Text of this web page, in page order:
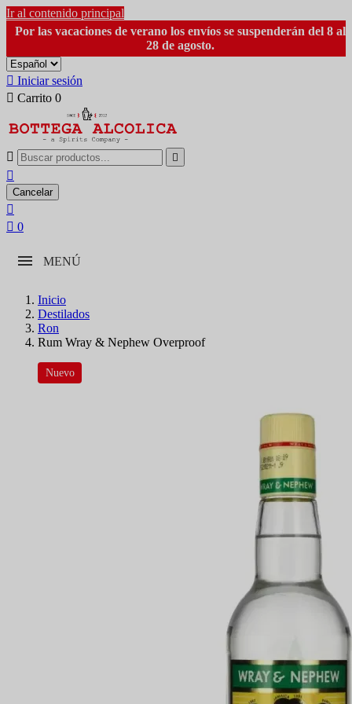
Ir al contenido principal
Por las vacaciones de verano los envíos se suspenderán del 8 al
28 de agosto.
 Iniciar sesión
 Carrito 0
 

Cancelar

 0
MENÚ
Inicio
Destilados
Ron
Rum Wray & Nephew Overproof
Nuevo